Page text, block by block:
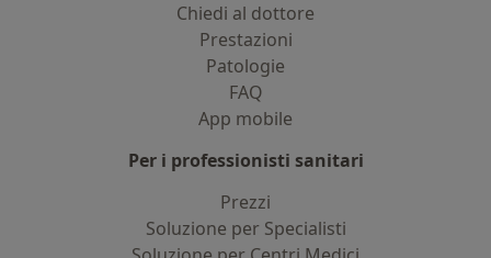
Chiedi al dottore
Prestazioni
Patologie
FAQ
App mobile
Per i professionisti sanitari
Prezzi
Soluzione per Specialisti